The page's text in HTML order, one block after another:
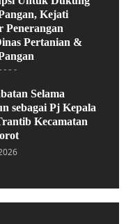
Kejati
Penerangan
Pertanian &
Selama
sebagai Pj Kepala
Kecamatan